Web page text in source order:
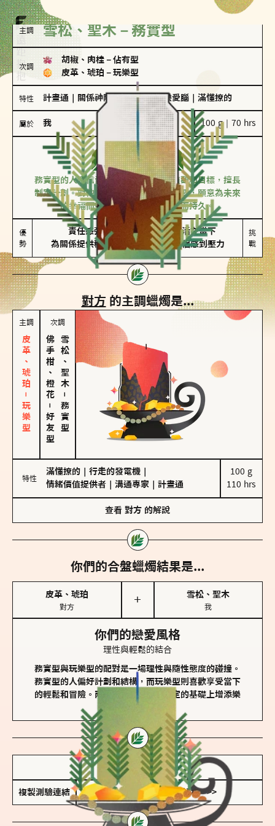
主調 雪松、聖木－務實型
次調
胡椒、肉桂 － 佔有型
皮革、琥珀 － 玩樂型
特性 計畫通 關係神隊友 愛吃醋｜戀愛腦 滿懂撩的
屬於 我 100 g｜70 hrs
務實型
雪松、聖木
務實型的人深信愛情立基於共同的價值觀和目標，擅長
制定計劃。對他們來說，感情穩定最重要，願意為未來
的幸福而努力，讓愛情變得踏實而持久。
優
勢
責任感強
為關係提供穩定度
較難活在當下
易讓伴侶感到壓力
挑
戰
對方 的主調蠟燭是...
主調
皮革、琥珀－玩樂型
次調
佛手柑、橙花
－
好友型
雪松、聖木
－
務實型
特性
滿懂撩的 行走的發電機
情緒價值提供者
溝通專家 計畫通
100 g
110 hrs
查看 對方 的解說
你們的合盤蠟燭結果是...
皮革、琥珀
對方
＋
雪松、聖木
我
你們的戀愛風格
理性與輕鬆的結合
務實型與玩樂型的配對是一場理性與隨性態度的碰撞。
務實型的人偏好計劃和結構，而玩樂型則喜歡享受當下
的輕鬆和冒險。兩者的關係能夠在穩定的基礎上增添樂
儲存我的結果圖
複製測驗連結 查看香氛類型全解析 >>>